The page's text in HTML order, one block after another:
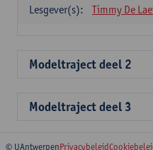
Lesgever(s):
Timmy De
Modeltraject deel 2
Modeltraject deel 3
© UAntwerpenPrivacybeleid